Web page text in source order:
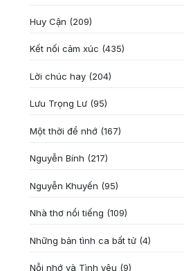
Huy Cận (209)
Kết nối cảm xúc (435)
Lời chúc hay (204)
Lưu Trọng Lư (95)
Một thời để nhớ (167)
Nguyễn Bính (217)
Nguyễn Khuyến (95)
Nhà thơ nổi tiếng (109)
Những bản tình ca bất tử (4)
Nỗi nhớ và Tình yêu (9)